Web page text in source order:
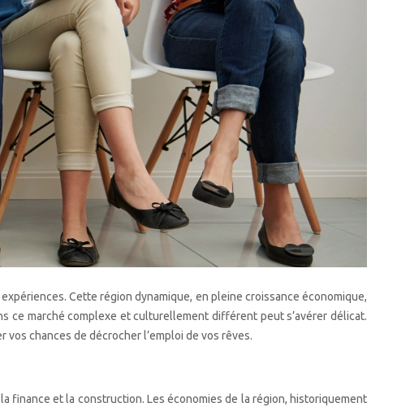
Cette région dynamique, en pleine croissance économique,
ce marché complexe et culturellement différent peut s’avérer délicat.
chances de décrocher l’emploi de vos rêves.
finance et la construction. Les économies de la région, historiquement